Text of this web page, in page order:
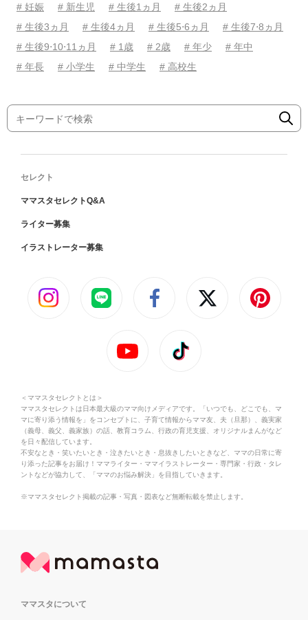
# 妊娠 # 新生児 # 生後1ヵ月
# 生後2ヵ月
# 生後3ヵ月
# 生後4ヵ月 # 生後5⋅6ヵ月
# 生後7⋅8ヵ月
# 生後9⋅10⋅11ヵ月
# 1歳 # 2歳 # 年少
# 年中
# 年長
# 小学生 # 中学生 # 高校生
セレクト
ママスタセレクトQ&A
ライター募集
イラストレーター募集
＜ママスタセレクトとは＞
ママスタセレクトは日本最大級のママ向けメディアです。「いつでも、どこでも、マ
マに寄り添う情報を」をコンセプトに、子育て情報からママ友、夫（旦那）、義実家
（義母、義父、義家族）の話、教育コラム、行政の育児支援、オリジナルまんがなど
を日々配信しています。
不安なとき・笑いたいとき・泣きたいとき・息抜きしたいときなど、ママの日常に寄
り添った記事をお届け！ママライター・ママイラストレーター・専門家・行政・タレ
ントなどが協力して、「ママのお悩み解決」を目指していきます。
※ママスタセレクト掲載の記事・写真・図表など無断転載を禁止します。
ママスタについて